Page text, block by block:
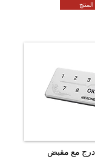
درج مع مقبض